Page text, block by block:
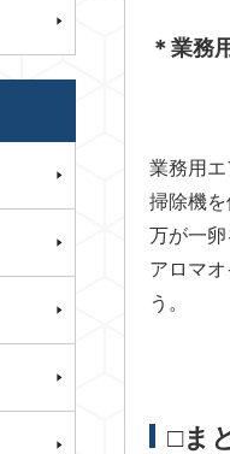
＊業務
業務用
掃除機
万が一
アロマ
う。
□ま